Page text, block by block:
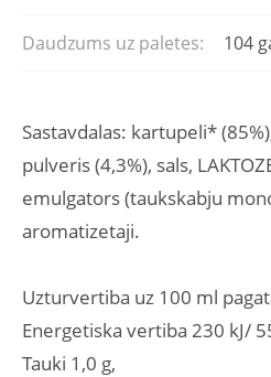
Daudzums uz paletes: 104
Sastavdalas: kartupeli*
pulveris (4,3%), sals,
emulgators (taukskabju
aromatizetaji.
Uzturvertiba uz 100 ml
Energetiska vertiba 230 kJ/
Tauki 1,0 g,